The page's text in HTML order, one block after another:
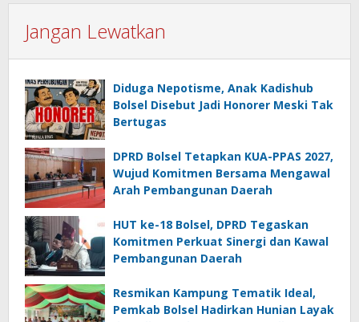
Jangan Lewatkan
Diduga Nepotisme, Anak Kadishub
Bolsel Disebut Jadi Honorer Meski Tak
Bertugas
DPRD Bolsel Tetapkan KUA-PPAS 2027,
Wujud Komitmen Bersama Mengawal
Arah Pembangunan Daerah
HUT ke-18 Bolsel, DPRD Tegaskan
Komitmen Perkuat Sinergi dan Kawal
Pembangunan Daerah
Resmikan Kampung Tematik Ideal,
Pemkab Bolsel Hadirkan Hunian Layak